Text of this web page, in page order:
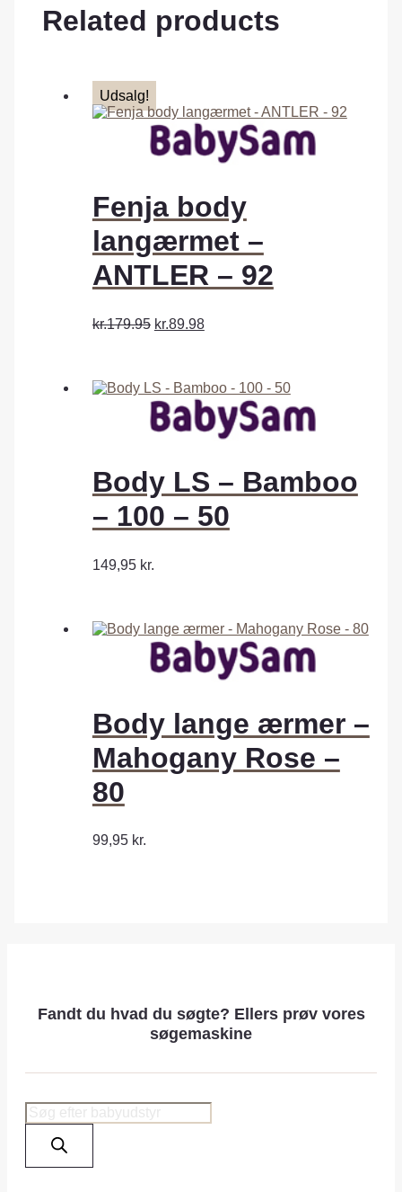
Related products
Udsalg!
Fenja body
langærmet –
ANTLER – 92
kr.179.95 kr.89.98
Body LS – Bamboo
– 100 – 50
149,95 kr.
Body lange ærmer –
Mahogany Rose –
80
99,95 kr.
Fandt du hvad du søgte? Ellers prøv vores
søgemaskine
Products
search